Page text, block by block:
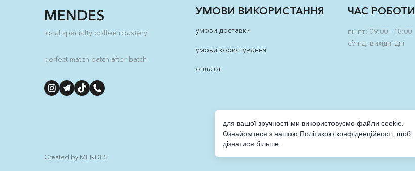
MENDES
local specialty coffee roastery
perfect match batch after batch
УМОВИ ВИКОРИСТАННЯ
умови доставки
умови користування
оплата
ЧАС РОБОТИ
пн-пт: 09:00 - 18:00
сб-нд: вихідні дні
Created by MENDES
для вашої зручності ми використовуємо файли cookie.
Ознайомтеся з нашою Політикою конфіденційності, щоб
дізнатися більше.